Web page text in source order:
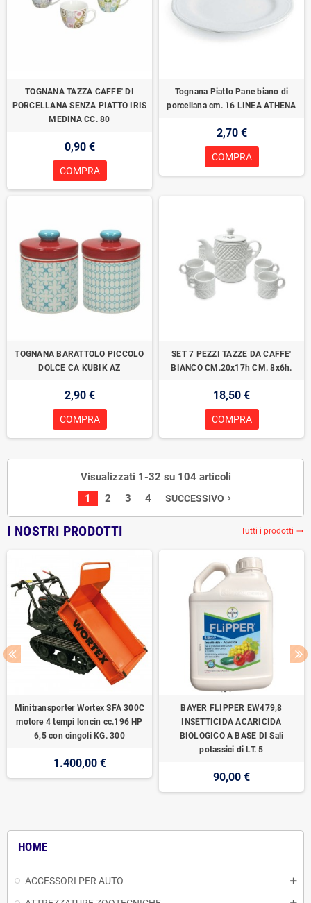
HOME
ACCESSORI PER AUTO
TOGNANA TAZZA CAFFE' DI
PORCELLANA SENZA PIATTO IRIS
MEDINA CC. 80
0,90 €
COMPRA
Tognana Piatto Pane biano di
porcellana cm. 16 LINEA ATHENA
2,70 €
COMPRA
TOGNANA BARATTOLO PICCOLO
DOLCE CA KUBIK AZ
2,90 €
COMPRA
SET 7 PEZZI TAZZE DA CAFFE'
BIANCO CM.20x17h CM. 8x6h.
18,50 €
COMPRA
Visualizzati 1-32 su 104 articoli
1
2 3 4 SUCCESSIVO navigate_next
I NOSTRI PRODOTTI Tutti i prodotti trending_flat
Minitransporter Wortex SFA 300C
motore 4 tempi loncin cc.196 HP
6,5 con cingoli KG. 300
1.400,00 €
BAYER FLIPPER EW479,8
INSETTICIDA ACARICIDA
BIOLOGICO A BASE DI Sali
potassici di LT. 5
90,00 €